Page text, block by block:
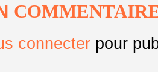
connecter pour